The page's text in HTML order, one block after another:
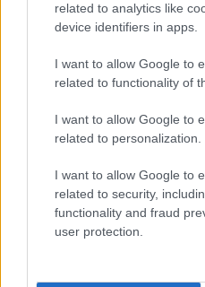
related to analytics like
device identifiers in apps.
I want to allow Google to
related to functionality of
I want to allow Google to
related to personalization.
I want to allow Google to
related to security,
functionality and fraud
user protection.
Esplorare il Giardino delle